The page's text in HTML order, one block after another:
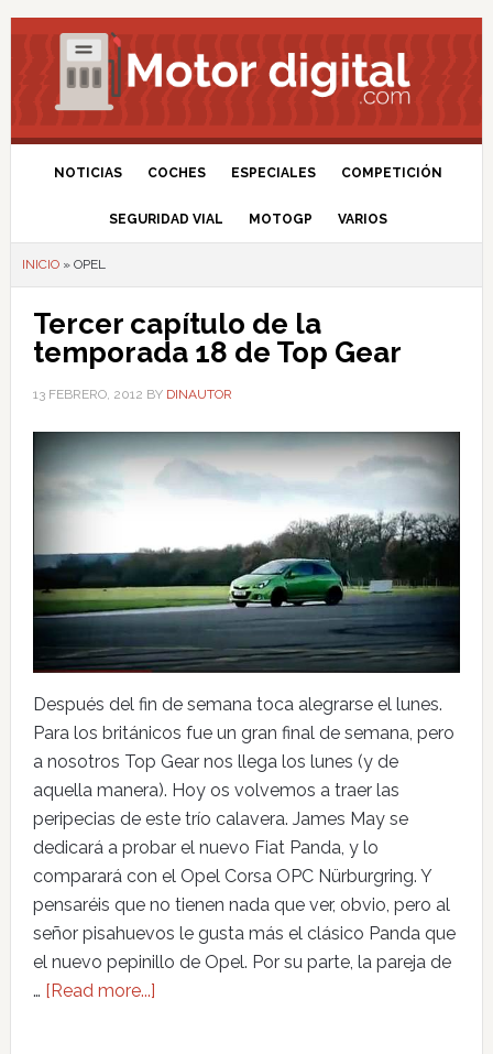
NOTICIAS COCHES ESPECIALES COMPETICIÓN
SEGURIDAD VIAL MOTOGP VARIOS
INICIO» OPEL
Tercer capítulo de la
temporada 18 de Top Gear
13 FEBRERO, 2012 BY DINAUTOR
Después del fin de semana toca alegrarse el lunes.
Para los británicos fue un gran final de semana, pero
a nosotros Top Gear nos llega los lunes (y de
aquella manera). Hoy os volvemos a traer las
peripecias de este trío calavera. James May se
dedicará a probar el nuevo Fiat Panda, y lo
comparará con el Opel Corsa OPC Nürburgring. Y
pensaréis que no tienen nada que ver, obvio, pero al
señor pisahuevos le gusta más el clásico Panda que
el nuevo pepinillo de Opel. Por su parte, la pareja de
… [Read more...]